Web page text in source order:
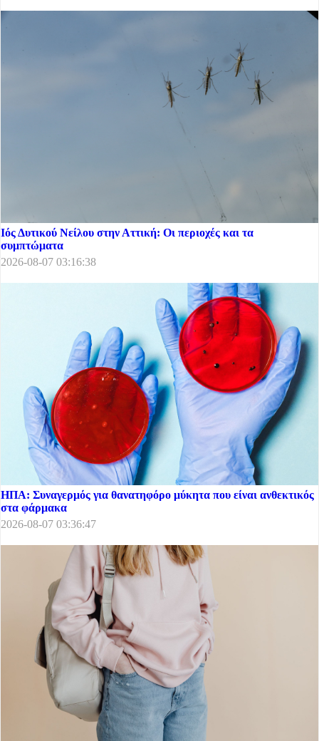
Ιός Δυτικού Νείλου στην Αττική: Οι περιοχές και τα
συμπτώματα
2026-08-07 03:16:38
ΗΠΑ: Συναγερμός για θανατηφόρο μύκητα που είναι ανθεκτικός
στα φάρμακα
2026-08-07 03:36:47